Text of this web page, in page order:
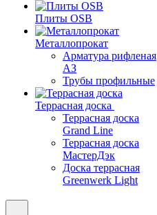
Плиты OSB
Металлопрокат
Арматура рифленая
АЗ
Трубы профильные
Террасная доска
Террасная доска
Grand Line
Террасная доска
МастерДэк
Доска террасная
Greenwerk Light